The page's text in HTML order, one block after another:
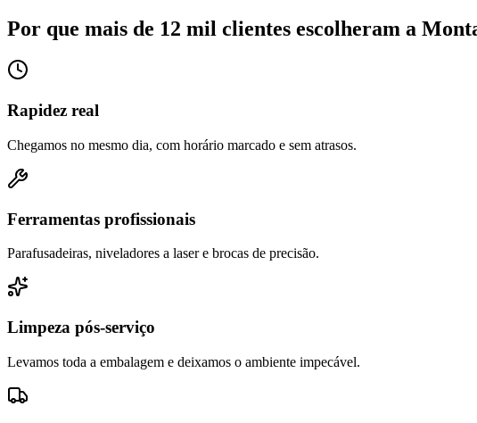
Por que mais de 12 mil clientes escolheram a
Rapidez real
Chegamos no mesmo dia, com horário marcado e sem atrasos.
Ferramentas profissionais
Parafusadeiras, niveladores a laser e brocas de precisão.
Limpeza pós-serviço
Levamos toda a embalagem e deixamos o ambiente impecável.